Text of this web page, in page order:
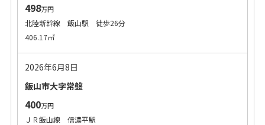
498万円
北陸新幹線 飯山駅 徒歩26分
406.17㎡
2026年6月8日
飯山市大字常盤
400万円
ＪＲ飯山線 信濃平駅